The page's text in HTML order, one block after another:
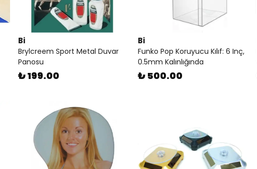
Bi
Brylcreem Sport Metal Duvar
Panosu
₺ 199.00
Bi
Funko Pop Koruyucu Kılıf: 6 Inç,
0.5mm Kalınlığında
₺ 500.00